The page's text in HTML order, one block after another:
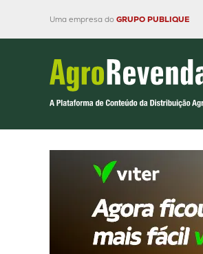
Uma empresa do GRUPO PUBLIQUE